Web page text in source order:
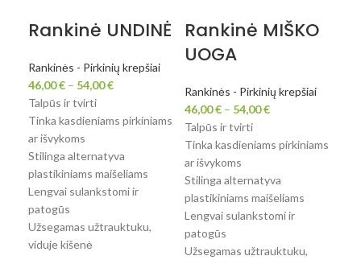
Rankinė UNDINĖ
Rankinės - Pirkinių krepšiai
46,00€ – 54,00€
Talpūs ir tvirti
Tinka kasdieniams pirkiniams
ar išvykoms
Stilinga alternatyva
plastikiniams maišeliams
Lengvai sulankstomi ir
patogūs
Užsegamas užtrauktuku,
viduje kišenė
Rankinė MIŠKO
UOGA
Rankinės - Pirkinių krepšiai
46,00€ – 54,00€
Talpūs ir tvirti
Tinka kasdieniams pirkiniams
ar išvykoms
Stilinga alternatyva
plastikiniams maišeliams
Lengvai sulankstomi ir
patogūs
Užsegamas užtrauktuku,